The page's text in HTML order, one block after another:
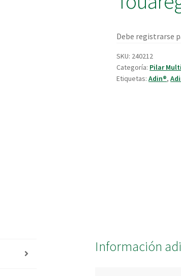
Debe registrarse
SKU: 240212
Categoría: Pilar
Etiquetas:Adin®,
Información